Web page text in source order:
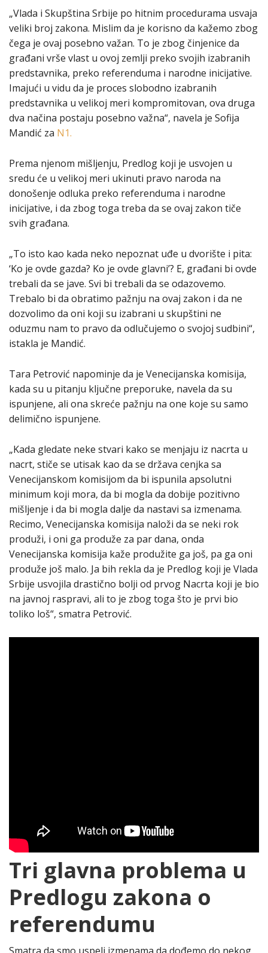
„Vlada i Skupština Srbije po hitnim procedurama usvaja
veliki broj zakona. Mislim da je korisno da kažemo zbog
čega je ovaj posebno važan. To je zbog činjenice da
građani vrše vlast u ovoj zemlji preko svojih izabranih
predstavnika, preko referenduma i narodne inicijative.
Imajući u vidu da je proces slobodno izabranih
predstavnika u velikoj meri kompromitovan, ova druga
dva načina postaju posebno važna“, navela je Sofija
Mandić za N1.
Prema njenom mišljenju, Predlog koji je usvojen u
sredu će u velikoj meri ukinuti pravo naroda na
donošenje odluka preko referenduma i narodne
inicijative, i da zbog toga treba da se ovaj zakon tiče
svih građana.
„To isto kao kada neko nepoznat uđe u dvorište i pita:
‘Ko je ovde gazda? Ko je ovde glavni’? E, građani bi ovde
trebali da se jave. Svi bi trebali da se odazovemo.
Trebalo bi da obratimo pažnju na ovaj zakon i da ne
dozvolimo da oni koji su izabrani u skupštini ne
oduzmu nam to pravo da odlučujemo o svojoj sudbini“,
istakla je Mandić.
Tara Petrović napominje da je Venecijanska komisija,
kada su u pitanju ključne preporuke, navela da su
ispunjene, ali ona skreće pažnju na one koje su samo
delimično ispunjene.
„Kada gledate neke stvari kako se menjaju iz nacrta u
nacrt, stiče se utisak kao da se država cenjka sa
Venecijanskom komisijom da bi ispunila apsolutni
minimum koji mora, da bi mogla da dobije pozitivno
mišljenje i da bi mogla dalje da nastavi sa izmenama.
Recimo, Venecijanska komisija naloži da se neki rok
produži, i oni ga produže za par dana, onda
Venecijanska komisija kaže produžite ga još, pa ga oni
produže još malo. Ja bih rekla da je Predlog koji je Vlada
Srbije usvojila drastično bolji od prvog Nacrta koji je bio
na javnoj raspravi, ali to je zbog toga što je prvi bio
toliko loš“, smatra Petrović.
Tri glavna problema u
Predlogu zakona o
referendumu